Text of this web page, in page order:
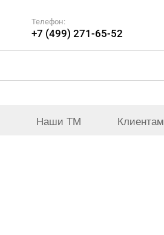
Телефон:
+7 (499) 271-65-52
Наши ТМ Клиентам